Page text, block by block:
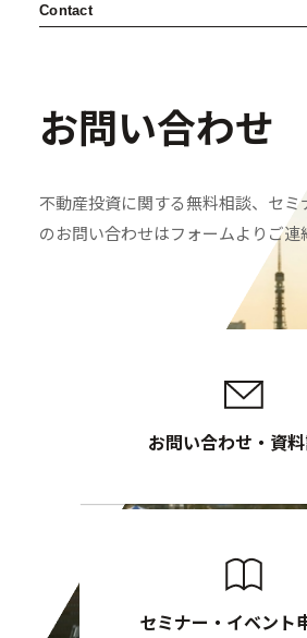
Contact
お問い合わせ
不動産投資に関する無料相談、セミ
のお問い合わせはフォームよりご連
お問い合わせ・資
セミナー・イベント